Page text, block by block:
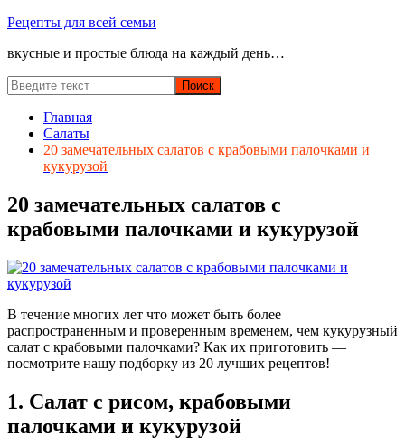
Перейти
содержимому
Рецепты для всей семьи
вкусные и простые блюда на каждый день…
Главная
Салаты
20 замечательных салатов с крабовыми палочками и
кукурузой
20 замечательных салатов с
крабовыми палочками и кукурузой
В течение многих лет что может быть более
распространенным и проверенным временем, чем кукурузный
салат с крабовыми палочками? Как их приготовить —
посмотрите нашу подборку из 20 лучших рецептов!
1. Салат с рисом, крабовыми
палочками и кукурузой